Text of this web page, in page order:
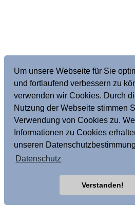
Um unsere Webseite für Sie
und fortlaufend verbessern zu
verwenden wir Cookies. Durch
Nutzung der Webseite stimmen
Verwendung von Cookies zu.
Informationen zu Cookies
unseren
Datenschutz
Verstanden!